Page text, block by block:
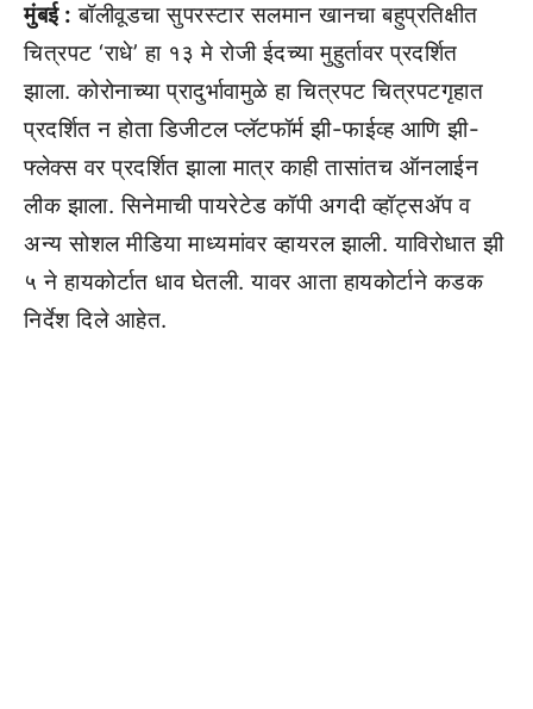
मुंबई : बॉलीवूडचा सुपरस्टार सलमान खानचा बहुप्रतिक्षीत
चित्रपट ‘राधे’ हा १३ मे रोजी ईदच्या मुहुर्तावर प्रदर्शित
झाला. कोरोनाच्या प्रादुर्भावामुळे हा चित्रपट चित्रपटगृहात
प्रदर्शित न होता डिजीटल प्लॅटफॉर्म झी-फाईव्ह आणि झी-
फ्लेक्स वर प्रदर्शित झाला मात्र काही तासांतच ऑनलाईन
लीक झाला. सिनेमाची पायरेटेड कॉपी अगदी व्हॉट्सअ‍ॅप व
अन्य सोशल मीडिया माध्यमांवर व्हायरल झाली. याविरोधात झी
५ ने हायकोर्टात धाव घेतली. यावर आता हायकोर्टाने कडक
निर्देश दिले आहेत.